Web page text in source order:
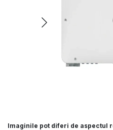
Imaginile pot diferi de aspectul